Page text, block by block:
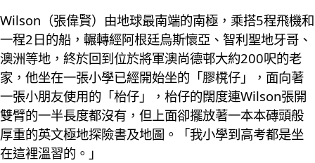
Wilson（張偉賢）由地球最南端的南極，乘搭5程飛機和
一程2日的船，輾轉經阿根廷烏斯懷亞、智利聖地牙哥、
澳洲等地，終於回到位於將軍澳尚德邨大約200呎的老
家，他坐在一張小學已經開始坐的「膠櫈仔」，面向著
一張小朋友使用的「枱仔」，枱仔的闊度連Wilson張開
雙臂的一半長度都沒有，但上面卻擺放著一本本磚頭般
厚重的英文極地探險書及地圖。「我小學到高考都是坐
在這裡溫習的。」